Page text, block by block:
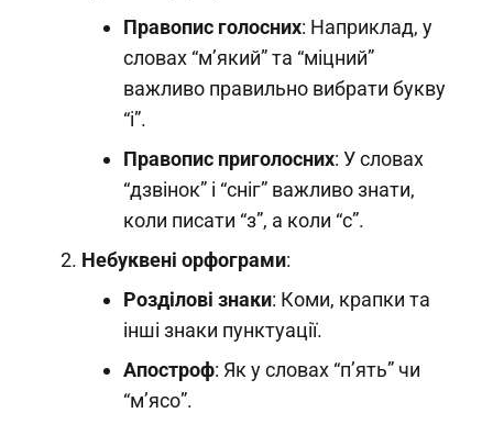
Правопис голосних: Наприклад, у
словах “м’який” та “міцний”
важливо правильно вибрати букву
“і”.
Правопис приголосних: У словах
“дзвінок” і “сніг” важливо знати,
коли писати “з”, а коли “с”.
Небуквені орфограми:
Розділові знаки: Коми, крапки та
інші знаки пунктуації.
Апостроф: Як у словах “п’ять” чи
“м’ясо”.